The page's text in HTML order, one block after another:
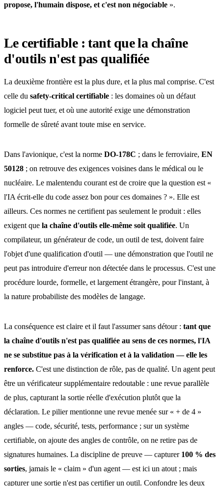
propose, l'humain dispose, et c'est non négociable ».
Le certifiable : tant que la chaîne
d'outils n'est pas qualifiée
La deuxième frontière est la plus dure, et la plus mal comprise. C'est
celle du safety-critical certifiable : les domaines où un défaut
logiciel peut tuer, et où une autorité exige une démonstration
formelle de sûreté avant toute mise en service.
Dans l'avionique, c'est la norme DO-178C ; dans le ferroviaire, EN
50128 ; on retrouve des exigences voisines dans le médical ou le
nucléaire. Le malentendu courant est de croire que la question est «
l'IA écrit-elle du code assez bon pour ces domaines ? ». Elle est
ailleurs. Ces normes ne certifient pas seulement le produit : elles
exigent que la chaîne d'outils elle-même soit qualifiée. Un
compilateur, un générateur de code, un outil de test, doivent faire
l'objet d'une qualification d'outil — une démonstration que l'outil ne
peut pas introduire d'erreur non détectée dans le processus. C'est une
procédure lourde, formelle, et largement étrangère, pour l'instant, à
la nature probabiliste des modèles de langage.
La conséquence est claire et il faut l'assumer sans détour : tant que
la chaîne d'outils n'est pas qualifiée au sens de ces normes, l'IA
ne se substitue pas à la vérification et à la validation — elle les
renforce. C'est une distinction de rôle, pas de qualité. Un agent peut
être un vérificateur supplémentaire redoutable : une revue parallèle
de plus, capturant la sortie réelle d'exécution plutôt que la
déclaration. Le pilier mentionne une revue menée sur « + de 4 »
angles — code, sécurité, tests, performance ; sur un système
certifiable, on ajoute des angles de contrôle, on ne retire pas de
signatures humaines. La discipline de preuve — capturer 100 % des
sorties, jamais le « claim » d'un agent — est ici un atout ; mais
capturer une sortie n'est pas certifier un outil. Confondre les deux